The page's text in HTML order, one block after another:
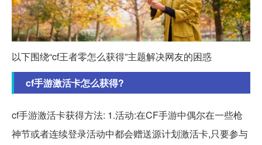
以下围绕“cf王者零怎么获得”主题解决网友的困惑
cf手游激活卡怎么获得?
cf手游激活卡获得方法: 1.活动:在CF手游中偶尔在一些枪
神节或者连续登录活动中都会赠送源计划激活卡,只要参与